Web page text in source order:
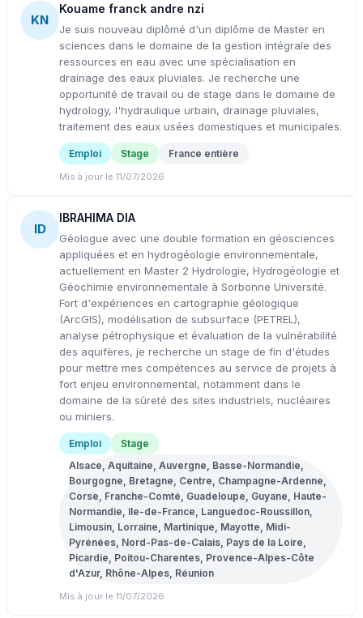
KN
Kouame franck andre nzi
Je suis nouveau diplômé d'un diplôme de Master en
sciences dans le domaine de la gestion intégrale des
ressources en eau avec une spécialisation en
drainage des eaux pluviales. Je recherche une
opportunité de travail ou de stage dans le domaine de
hydrology, l'hydraulique urbain, drainage pluviales,
traitement des eaux usées domestiques et municipales.
Emploi Stage France entière
Mis à jour le 11/07/2026
ID
IBRAHIMA DIA
Géologue avec une double formation en géosciences
appliquées et en hydrogéologie environnementale,
actuellement en Master 2 Hydrologie, Hydrogéologie et
Géochimie environnementale à Sorbonne Université.
Fort d'expériences en cartographie géologique
(ArcGIS), modélisation de subsurface (PETREL),
analyse pétrophysique et évaluation de la vulnérabilité
des aquifères, je recherche un stage de fin d'études
pour mettre mes compétences au service de projets à
fort enjeu environnemental, notamment dans le
domaine de la sûreté des sites industriels, nucléaires
ou miniers.
Emploi
Stage
Alsace, Aquitaine, Auvergne, Basse-Normandie,
Bourgogne, Bretagne, Centre, Champagne-Ardenne,
Corse, Franche-Comté, Guadeloupe, Guyane, Haute-
Normandie, Ile-de-France, Languedoc-Roussillon,
Limousin, Lorraine, Martinique, Mayotte, Midi-
Pyrénées, Nord-Pas-de-Calais, Pays de la Loire,
Picardie, Poitou-Charentes, Provence-Alpes-Côte
d'Azur, Rhône-Alpes, Réunion
Mis à jour le 11/07/2026